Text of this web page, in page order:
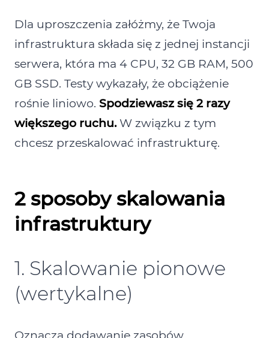
Dla uproszczenia załóżmy, że Twoja
infrastruktura składa się z jednej instancji
serwera, która ma 4 CPU, 32 GB RAM, 500
GB SSD. Testy wykazały, że obciążenie
rośnie liniowo. Spodziewasz się 2 razy
większego ruchu.W związku z tym
chcesz przeskalować infrastrukturę.
2 sposoby skalowania
infrastruktury
1. Skalowanie pionowe
(wertykalne)